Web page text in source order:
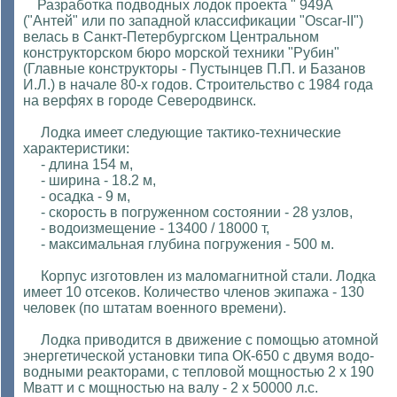
Разработка подводных лодок проекта " 949А
("Антей" или по западной классификации "Oscar-II")
велась в Санкт-Петербургском Центральном
конструкторском бюро морской техники "Рубин"
(Главные конструкторы - Пустынцев П.П. и Базанов
И.Л.) в начале 80-х годов. Строительство с 1984 года
на верфях в городе Северодвинск.
Лодка имеет следующие тактико-технические
характеристики:
- длина 154 м,
- ширина - 18.2 м,
- осадка - 9 м,
- скорость в погруженном состоянии - 28 узлов,
- водоизмещение - 13400 / 18000 т,
- максимальная глубина погружения - 500 м.
Корпус изготовлен из маломагнитной стали. Лодка
имеет 10 отсеков. Количество членов экипажа - 130
человек (по штатам военного времени).
Лодка приводится в движение с помощью атомной
энергетической установки типа ОК-650 с двумя водо-
водными реакторами, с тепловой мощностью 2 х 190
Мватт и с мощностью на валу - 2 х 50000 л.с.